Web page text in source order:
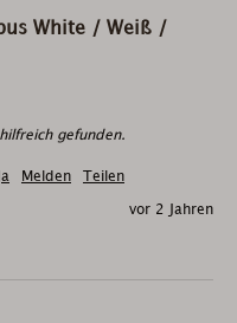
White / Weiß /
gefunden.
Ja Melden Teilen
vor 2 Jahren